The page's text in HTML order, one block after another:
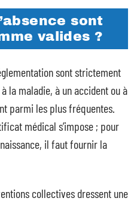
sont
valides ?
sont strictement
la maladie, à un accident ou à
parmi les plus fréquentes.
médical s’impose ; pour
il faut fournir la
collectives dressent une